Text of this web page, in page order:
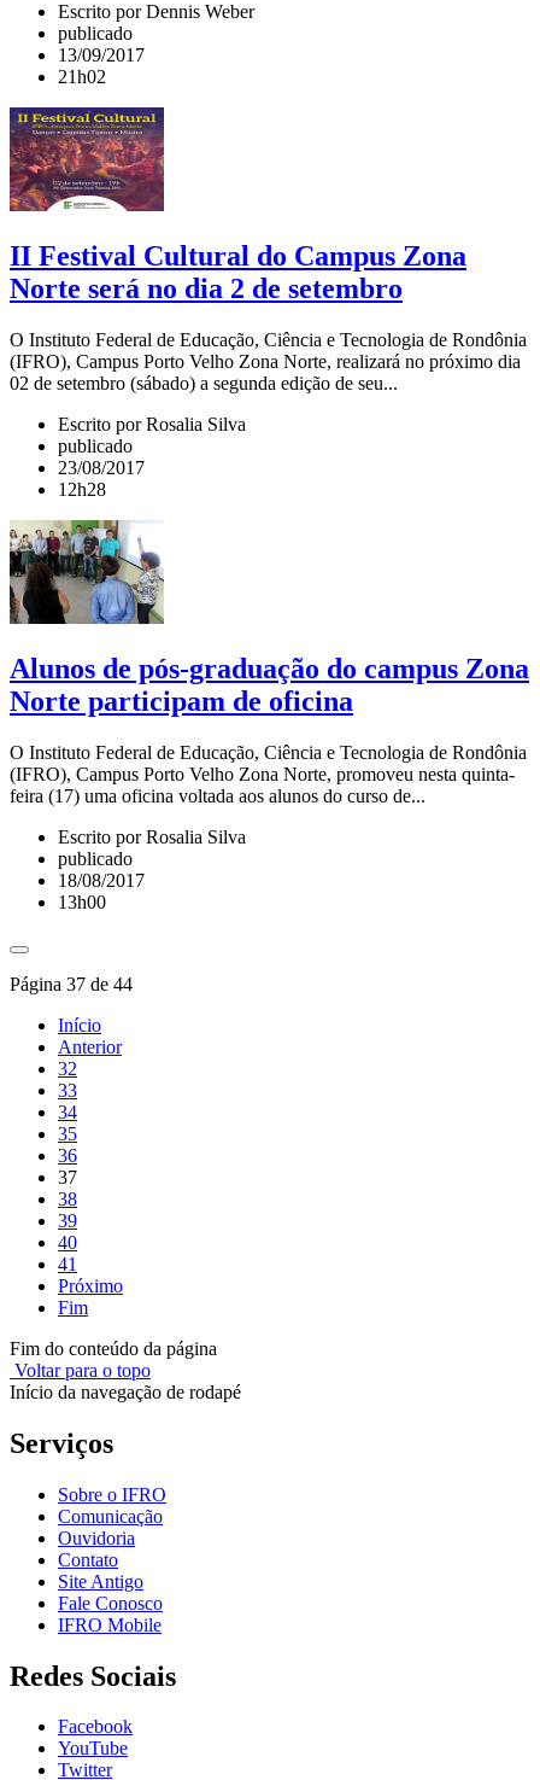
Escrito por Dennis Weber
publicado
13/09/2017
21h02
II Festival Cultural do Campus Zona
Norte será no dia 2 de setembro
O Instituto Federal de Educação, Ciência e Tecnologia de Rondônia
(IFRO), Campus Porto Velho Zona Norte, realizará no próximo dia
02 de setembro (sábado) a segunda edição de seu...
Escrito por Rosalia Silva
publicado
23/08/2017
12h28
Alunos de pós-graduação do campus Zona
Norte participam de oficina
O Instituto Federal de Educação, Ciência e Tecnologia de Rondônia
(IFRO), Campus Porto Velho Zona Norte, promoveu nesta quinta-
feira (17) uma oficina voltada aos alunos do curso de...
Escrito por Rosalia Silva
publicado
18/08/2017
13h00
Página 37 de 44
Início
Anterior
32
33
34
35
36
37
38
39
40
41
Próximo
Fim
Fim do conteúdo da página
Voltar para o topo
Início da navegação de rodapé
Serviços
Sobre o IFRO
Comunicação
Ouvidoria
Contato
Site Antigo
Fale Conosco
IFRO Mobile
Redes Sociais
Facebook
YouTube
Twitter